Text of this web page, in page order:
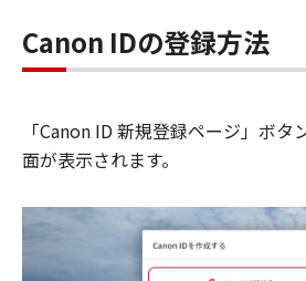
Canon IDの登録方法
「Canon ID 新規登録ページ」ボ
面が表示されます。